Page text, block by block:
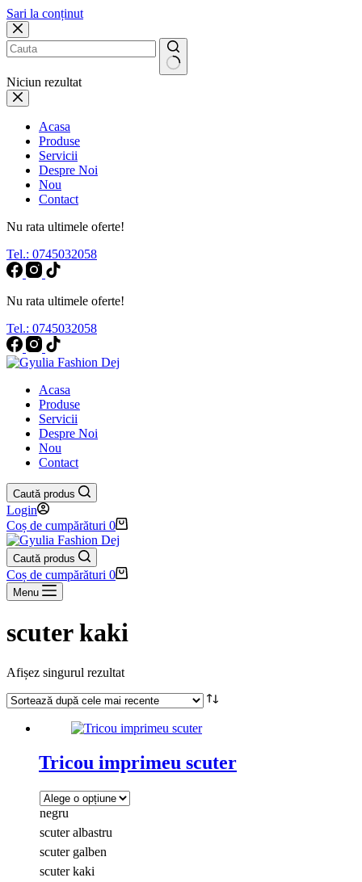
Sari la conținut
Niciun rezultat
Acasa
Produse
Servicii
Despre Noi
Nou
Contact
Nu rata ultimele oferte!
Tel.: 0745032058
Nu rata ultimele oferte!
Tel.: 0745032058
Acasa
Produse
Servicii
Despre Noi
Nou
Contact
Caută produs
Login
Coș de cumpărături 0
Caută produs
Coș de cumpărături 0
Menu
scuter kaki
Afișez singurul rezultat
Tricou imprimeu scuter
negru
scuter albastru
scuter galben
scuter kaki